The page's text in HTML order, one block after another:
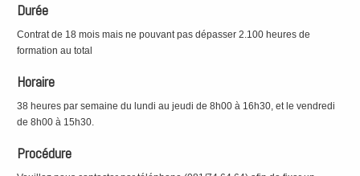
Durée
Contrat de 18 mois mais ne pouvant pas dépasser 2.100 heures de
formation au total
Horaire
38 heures par semaine du lundi au jeudi de 8h00 à 16h30, et le vendredi
de 8h00 à 15h30.
Procédure